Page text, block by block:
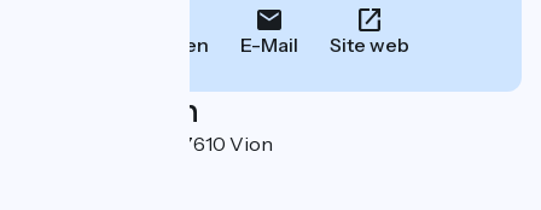
Anrufen E-Mail Site web
Localisation
1307, Rue Royale 07610 Vion